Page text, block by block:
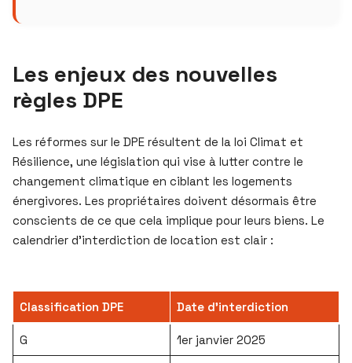
Les enjeux des nouvelles
règles DPE
Les réformes sur le DPE résultent de la loi Climat et
Résilience, une législation qui vise à lutter contre le
changement climatique en ciblant les logements
énergivores. Les propriétaires doivent désormais être
conscients de ce que cela implique pour leurs biens. Le
calendrier d’interdiction de location est clair :
Classification DPE Date d’interdiction
G 1er janvier 2025